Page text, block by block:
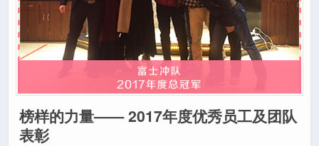
榜样的力量—— 2017年度优秀员工及团队
表彰